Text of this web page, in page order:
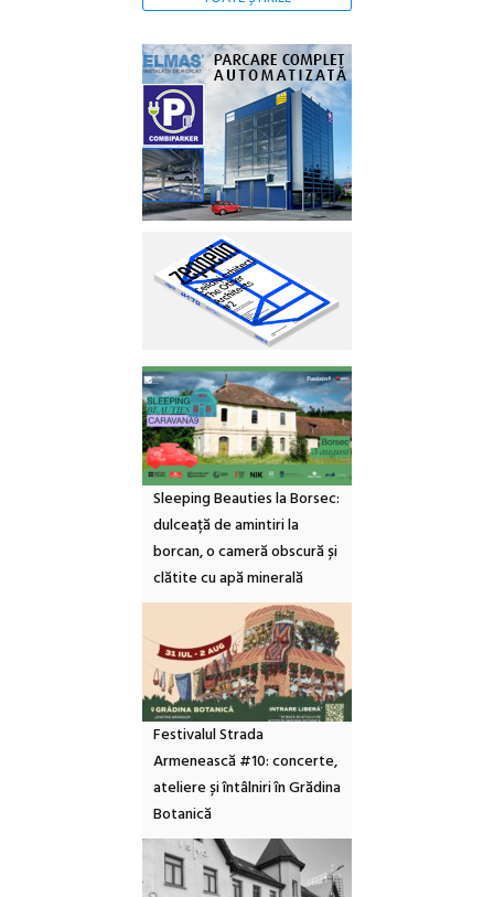
Sleeping Beauties la Borsec:
dulceață de amintiri la
borcan, o cameră obscură și
clătite cu apă minerală
Festivalul Strada
Armenească #10: concerte,
ateliere și întâlniri în Grădina
Botanică